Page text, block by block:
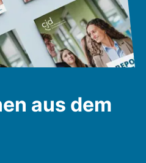
aus dem